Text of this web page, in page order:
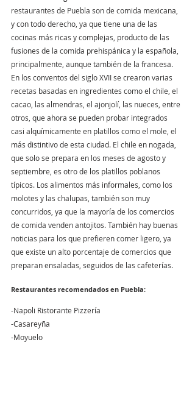
restaurantes de Puebla son de comida mexicana,
y con todo derecho, ya que tiene una de las
cocinas más ricas y complejas, producto de las
fusiones de la comida prehispánica y la española,
principalmente, aunque también de la francesa.
En los conventos del siglo XVII se crearon varias
recetas basadas en ingredientes como el chile, el
cacao, las almendras, el ajonjolí, las nueces, entre
otros, que ahora se pueden probar integrados
casi alquímicamente en platillos como el mole, el
más distintivo de esta ciudad. El chile en nogada,
que solo se prepara en los meses de agosto y
septiembre, es otro de los platillos poblanos
típicos. Los alimentos más informales, como los
molotes y las chalupas, también son muy
concurridos, ya que la mayoría de los comercios
de comida venden antojitos. También hay buenas
noticias para los que prefieren comer ligero, ya
que existe un alto porcentaje de comercios que
preparan ensaladas, seguidos de las cafeterías.
Restaurantes recomendados en Puebla:
-Napoli Ristorante Pizzería
-Casareyña
-Moyuelo